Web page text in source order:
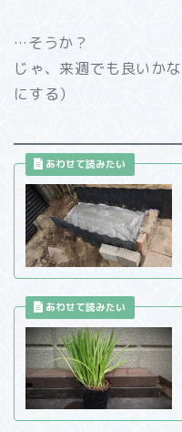
…そうか？
じゃ、来週でも良いか
にする）